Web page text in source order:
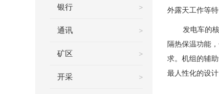
银行
通讯
矿区
开采
外露天工作等
发电车的
隔热保温功能
求。机组的辅
最人性化的设